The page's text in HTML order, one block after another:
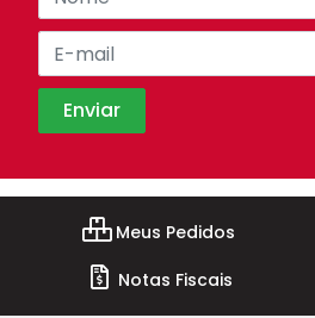
Meus Pedidos
Notas Fiscais